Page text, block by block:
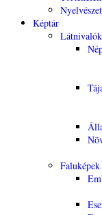
Nyelvészet
Képtár
Látnivalók
Faluképek